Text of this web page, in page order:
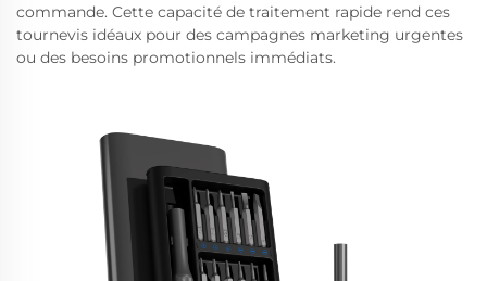
commande. Cette capacité de traitement rapide rend ces
tournevis idéaux pour des campagnes marketing urgentes
ou des besoins promotionnels immédiats.